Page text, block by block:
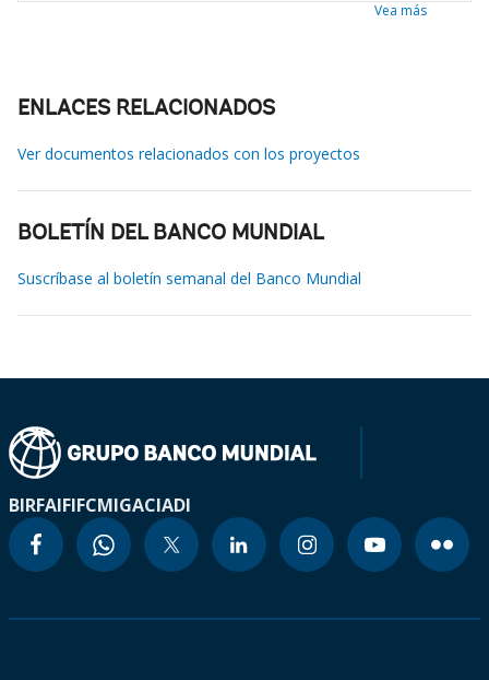
Vea más
ENLACES RELACIONADOS
Ver documentos relacionados con los proyectos
BOLETÍN DEL BANCO MUNDIAL
Suscríbase al boletín semanal del Banco Mundial
BIRFAIFIFCMIGACIADI